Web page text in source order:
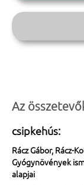
Az
csipkehús:
Rácz Gábor, Rácz-
Gyógynövények
alapjai